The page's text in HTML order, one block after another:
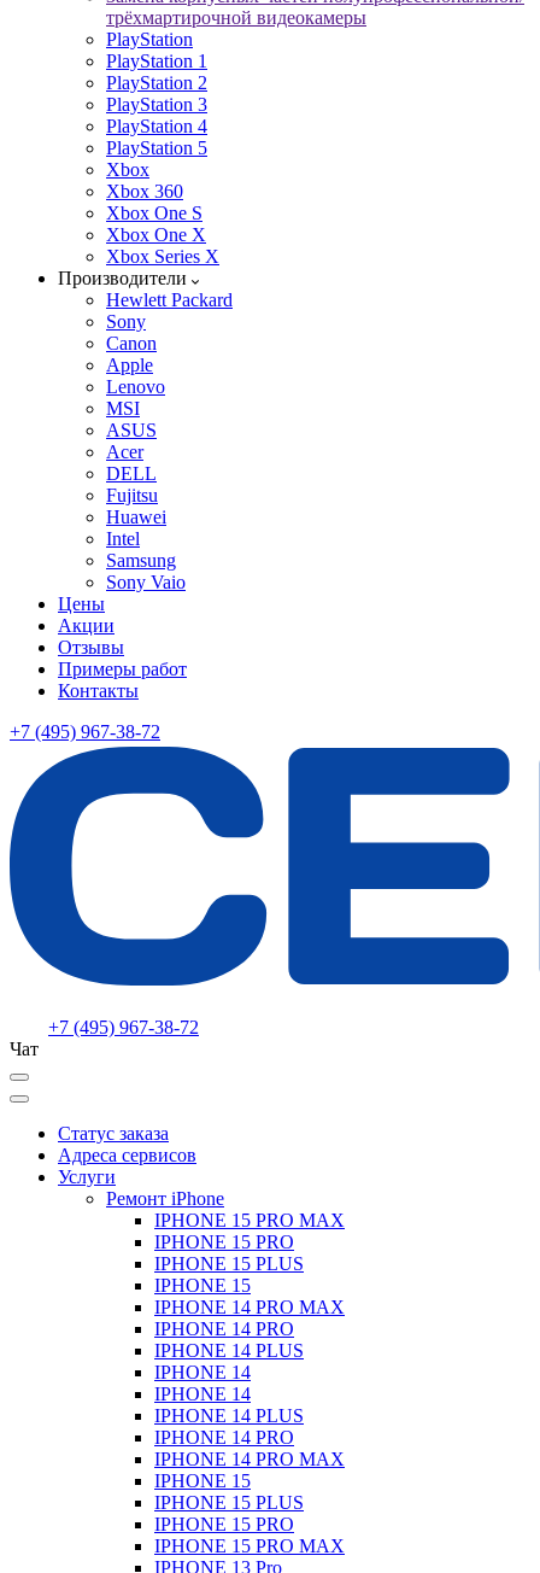
трёхмартирочной видеокамеры
PlayStation
PlayStation 1
PlayStation 2
PlayStation 3
PlayStation 4
PlayStation 5
Xbox
Xbox 360
Xbox One S
Xbox One X
Xbox Series X
Производители
Hewlett Packard
Sony
Canon
Apple
Lenovo
MSI
ASUS
Acer
DELL
Fujitsu
Huawei
Intel
Samsung
Sony Vaio
Цены
Акции
Отзывы
Примеры работ
Контакты
+7 (495) 967-38-72
+7 (495) 967-38-72
Чат
Статус заказа
Адреса сервисов
Услуги
Ремонт iPhone
IPHONE 15 PRO MAX
IPHONE 15 PRO
IPHONE 15 PLUS
IPHONE 15
IPHONE 14 PRO MAX
IPHONE 14 PRO
IPHONE 14 PLUS
IPHONE 14
IPHONE 14
IPHONE 14 PLUS
IPHONE 14 PRO
IPHONE 14 PRO MAX
IPHONE 15
IPHONE 15 PLUS
IPHONE 15 PRO
IPHONE 15 PRO MAX
IPHONE 13 Pro